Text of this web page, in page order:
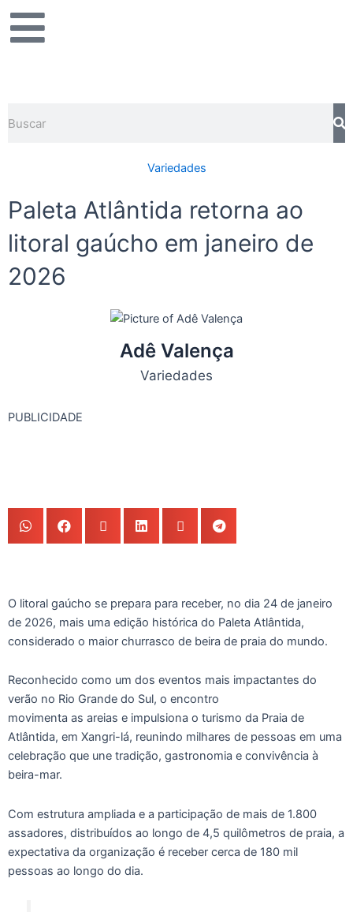
para
Variedades
Paleta Atlântida retorna ao
litoral gaúcho em janeiro de
2026
Adê Valença
Variedades
PUBLICIDADE
O litoral gaúcho se prepara para receber, no dia 24 de janeiro
de 2026, mais uma edição histórica do Paleta Atlântida,
considerado o maior churrasco de beira de praia do mundo.
Reconhecido como um dos eventos mais impactantes do
verão no Rio Grande do Sul, o encontro
movimenta as areias e impulsiona o turismo da Praia de
Atlântida, em Xangri-lá, reunindo milhares de pessoas em uma
celebração que une tradição, gastronomia e convivência à
beira-mar.
Com estrutura ampliada e a participação de mais de 1.800
assadores, distribuídos ao longo de 4,5 quilômetros de praia, a
expectativa da organização é receber cerca de 180 mil
pessoas ao longo do dia.